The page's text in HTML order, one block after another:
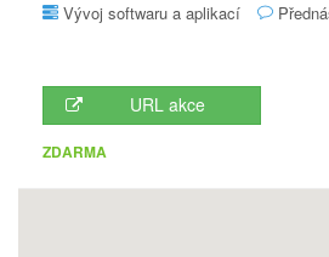
Vývoj softwaru a aplikací
URL akce
ZDARMA